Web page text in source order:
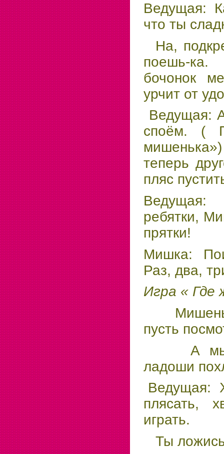
Ведущая:
что ты
На,
поешь-
бочонок
урчит от
Ведущая:
споём. (
теперь
пляс
Ведущая:
ребятки,
прятки!
Мишка:
Раз, два,
Игра « Где
пусть
А мы
ладоши
Ведущая:
плясать,
играть.
Ты